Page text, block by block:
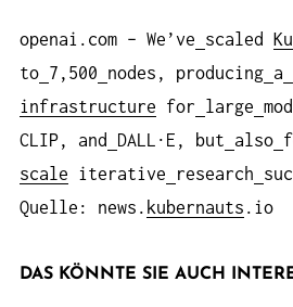
openai.com – We’ve scaled
to 7,500 nodes, producing a
infrastructure for large
CLIP, and
DALL·E, but also
scale iterative research
Quelle: news. kubernauts .io
DAS KÖNNTE SIE AUCH